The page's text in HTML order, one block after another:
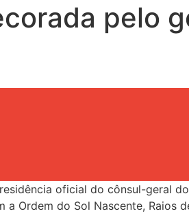
pelo
oficial do cônsul-geral
Ordem do Sol Nascente, Raios